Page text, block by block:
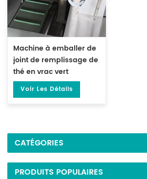
Machine à emballer de
joint de remplissage de
thé en vrac vert
préfabriqué de 500
grammes DL-DBZ-500
Voir Les Détails
CATÉGORIES
PRODUITS POPULAIRES